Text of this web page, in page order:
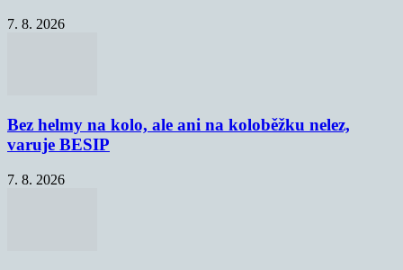
7. 8. 2026
Bez helmy na kolo, ale ani na koloběžku nelez,
varuje BESIP
7. 8. 2026